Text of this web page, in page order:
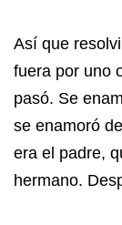
Así que
fuera por uno
pasó. Se
se enamoró
era el padre,
hermano.